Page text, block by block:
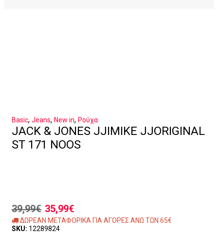
Basic, Jeans, New in, Ρούχα
JACK & JONES JJIMIKE JJORIGINAL
ST 171 NOOS
39,99€ 35,99€
ΔΩΡΕΑΝ ΜΕΤΑΦΟΡΙΚΑ ΓΙΑ ΑΓΟΡΕΣ ΑΝΩ ΤΩΝ 65€
SKU: 12289824